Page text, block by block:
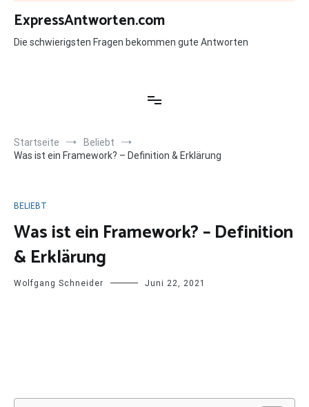
Zum
Inhalt
springen
ExpressAntworten.com
Die schwierigsten Fragen bekommen gute Antworten
Startseite
Beliebt
Was ist ein Framework? – Definition & Erklärung
BELIEBT
Was ist ein Framework? – Definition
& Erklärung
Wolfgang Schneider Juni 22, 2021